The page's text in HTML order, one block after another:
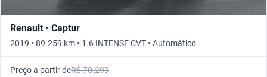
Renault • Captur
2019 • 89.259 km • 1.6 INTENSE CVT • Automático
Preço a partir deR$ 70.299